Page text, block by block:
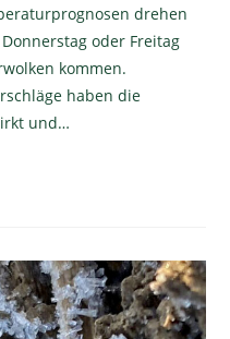
drehen
oder Freitag
kommen.
haben die
und…